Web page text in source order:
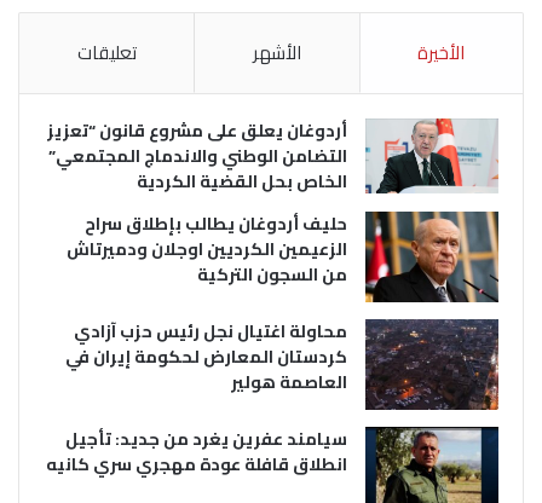
الأخيرة الأشهر تعليقات
أردوغان يعلق على مشروع قانون “تعزيز
التضامن الوطني والاندماج المجتمعي”
الخاص بحل القضية الكردية
حليف أردوغان يطالب بإطلاق سراح
الزعيمين الكرديين اوجلان ودميرتاش
من السجون التركية
محاولة اغتيال نجل رئيس حزب آزادي
كردستان المعارض لحكومة إيران في
العاصمة هولير
سيامند عفرين يغرد من جديد: تأجيل
انطلاق قافلة عودة مهجري سري كانيه